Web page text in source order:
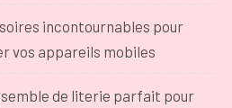
incontournables pour
vos appareils mobiles
de literie parfait pour